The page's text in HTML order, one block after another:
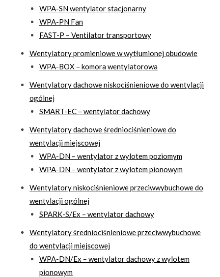
WPA-SN wentylator stacjonarny
WPA-PN Fan
FAST-P – Ventilator transportowy
Wentylatory promieniowe w wytłumionej obudowie
WPA-BOX – komora wentylatorowa
Wentylatory dachowe niskociśnieniowe do wentylacji
ogólnej
SMART-EC – wentylator dachowy
Wentylatory dachowe średniociśnieniowe do
wentylacji miejscowej
WPA-DN – wentylator z wylotem poziomym
WPA-DN – wentylator z wylotem pionowym
Wentylatory niskociśnieniowe przeciwwybuchowe do
wentylacji ogólnej
SPARK-S/Ex – wentylator dachowy
Wentylatory średniociśnieniowe przeciwwybuchowe
do wentylacji miejscowej
WPA-DN/Ex – wentylator dachowy z wylotem
pionowym